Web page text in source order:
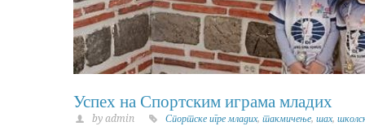
Успех на Спортским играма младих
by admin Спортске игре младих, такмичење, шах,